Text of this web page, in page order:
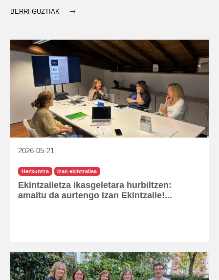
BERRI GUZTIAK
2026-05-21
Hezkuntza Izan ekintzailea
Ekintzailetza ikasgeletara hurbiltzen:
amaitu da aurtengo Izan Ekintzaile!...